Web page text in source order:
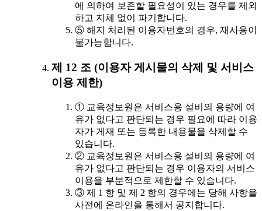
에 의하여 보존할 필요성이 있는 경우를 제외
하고 지체 없이 파기합니다.
⑤ 해지 처리된 이용자번호의 경우, 재사용이
불가능합니다.
제 12 조 (이용자 게시물의 삭제 및 서비스
이용 제한)
① 교육정보원은 서비스용 설비의 용량에 여
유가 없다고 판단되는 경우 필요에 따라 이용
자가 게재 또는 등록한 내용물을 삭제할 수
있습니다.
② 교육정보원은 서비스용 설비의 용량에 여
유가 없다고 판단되는 경우 이용자의 서비스
이용을 부분적으로 제한할 수 있습니다.
③ 제 1 항 및 제 2 항의 경우에는 당해 사항을
사전에 온라인을 통해서 공지합니다.